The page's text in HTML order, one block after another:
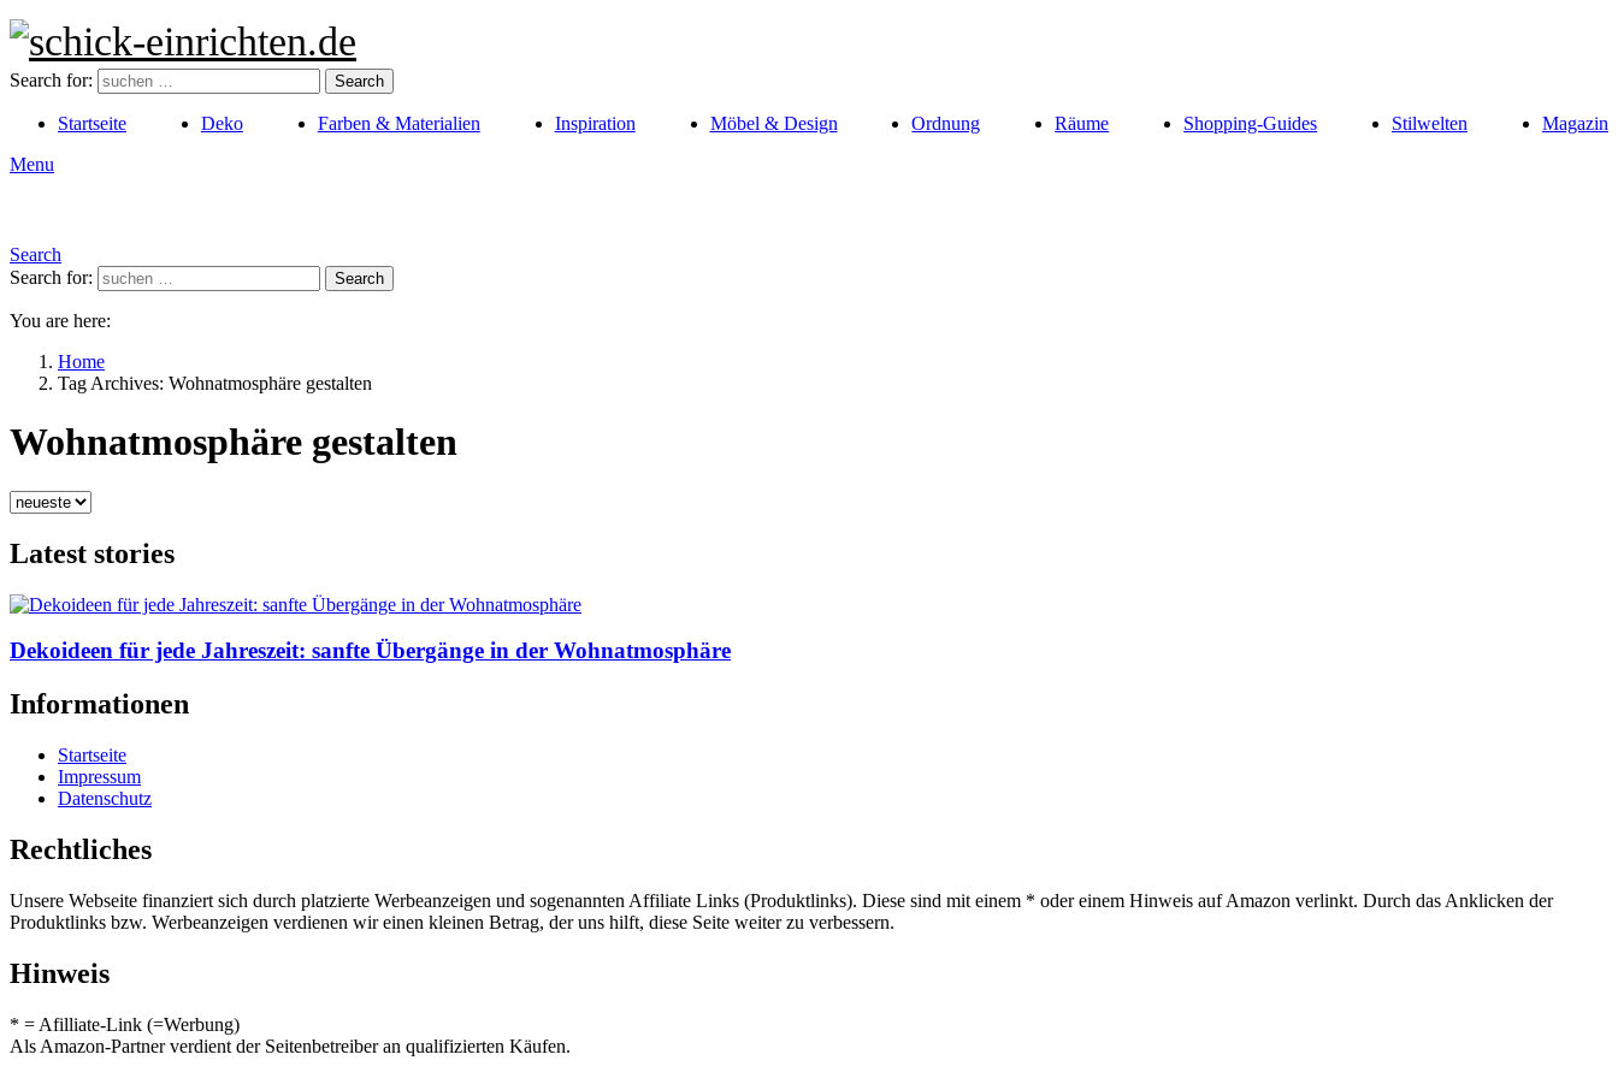
Search for: Search
Startseite Deko Farben & Materialien Inspiration Möbel & Design Ordnung Räume Shopping-Guides Stilwelten
Magazin
Menu
Search
Search for:
Search
You are here:
Home
Tag Archives: Wohnatmosphäre gestalten
Wohnatmosphäre gestalten
Latest stories
Dekoideen für jede Jahreszeit: sanfte Übergänge in der Wohnatmosphäre
Informationen
Startseite
Impressum
Datenschutz
Rechtliches
Unsere Webseite finanziert sich durch platzierte Werbeanzeigen und sogenannten Affiliate Links (Produktlinks). Diese sind mit einem * oder einem Hinweis auf Amazon verlinkt. Durch das Anklicken der
Produktlinks bzw. Werbeanzeigen verdienen wir einen kleinen Betrag, der uns hilft, diese Seite weiter zu verbessern.
Hinweis
* = Afilliate-Link (=Werbung)
Als Amazon-Partner verdient der Seitenbetreiber an qualifizierten Käufen.